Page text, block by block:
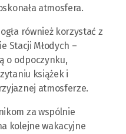
atmosfera.
również korzystać z
Stacji Młodych –
o odpoczynku,
książek i
atmosferze.
za wspólnie
kolejne wakacyjne